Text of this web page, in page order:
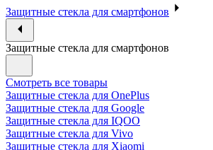
Защитные стекла для смартфонов
Защитные стекла для смартфонов
Смотреть все товары
Защитные стекла для OnePlus
Защитные стекла для Google
Защитные стекла для IQOO
Защитные стекла для Vivo
Защитные стекла для Xiaomi